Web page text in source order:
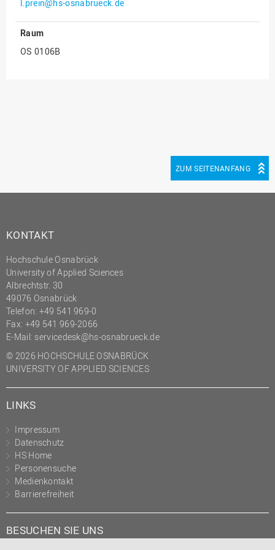
Innenrevision
Institut für Musik
Personalrat
Professional School
Projekte des Präsidiums
Projektmanagement Office
(PMO)
Prozessmanagement
Recht
Studierendensekretariat
Studium und Lehre
Transfer- und
l.prein@hs-osnabrueck.de
Raum
OS 0106B
ZUM SEITENANFANG
KONTAKT
Hochschule Osnabrück
University of Applied Sciences
Albrechtstr. 30
49076 Osnabrück
Telefon: +49 541 969-0
Fax: +49 541 969-2066
E-Mail: servicedesk@hs-osnabrueck.de
© 2026 HOCHSCHULE OSNABRÜCK
UNIVERSITY OF APPLIED SCIENCES
LINKS
Impressum
Datenschutz
HS Home
Personensuche
Medienkontakt
Barrierefreiheit
BESUCHEN SIE UNS